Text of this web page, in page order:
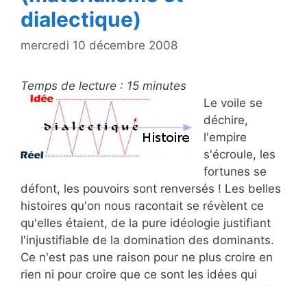
dialectique)
mercredi 10 décembre 2008
Temps de lecture : 15 minutes
Le voile se
déchire,
l'empire
s'écroule, les
fortunes se
défont, les pouvoirs sont renversés ! Les belles
histoires qu'on nous racontait se révèlent ce
qu'elles étaient, de la pure idéologie justifiant
l'injustifiable de la domination des dominants.
Ce n'est pas une raison pour ne plus croire en
rien ni pour croire que ce sont les idées qui